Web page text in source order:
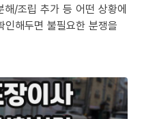
/조립 추가 등 어떤 상황에
해두면 불필요한 분쟁을